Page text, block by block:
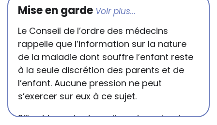
Mise en garde
Le Conseil de l’ordre des médecins
rappelle que l’information sur la nature
de la maladie dont souffre l’enfant reste
à la seule discrétion des parents et de
l’enfant. Aucune pression ne peut
s’exercer sur eux à ce sujet.
S’il est important que l’enseignant puisse